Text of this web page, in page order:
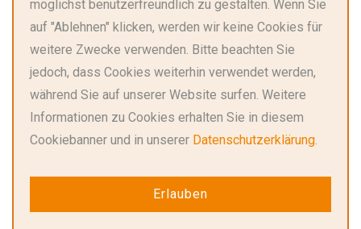
Lösungen für PTC-Heizer in
Automobilen
möglichst benutzerfreundlich zu gestalten. Wenn Sie
auf "Ablehnen" klicken, werden wir keine Cookies für
weitere Zwecke verwenden. Bitte beachten Sie
jedoch, dass Cookies weiterhin verwendet werden,
während Sie auf unserer Website surfen. Weitere
Informationen zu Cookies erhalten Sie in diesem
Cookiebanner und in unserer Datenschutzerklärung.
Erlauben